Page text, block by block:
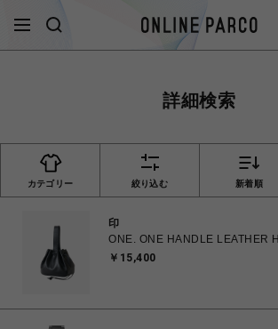
詳細検索
カテゴリー 絞り込む 新着順
印
ONE. ONE HANDLE
￥15,400